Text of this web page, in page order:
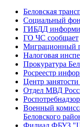
Беловская
Социальный
ГИБДД
ГО ЧС сообщает
Миграционный
Налоговая
Прокуратура
Росреестр
Центр
Отдел МВД
Военный
Беловского
Филиал ФБУЗ